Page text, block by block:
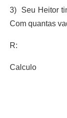
3) Seu Heitor
Com quantas
R: